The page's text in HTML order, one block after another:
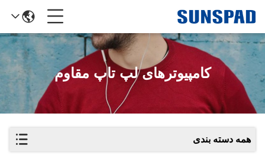
کامپیوترهای لپ تاپ مقاوم
همه دسته بندی